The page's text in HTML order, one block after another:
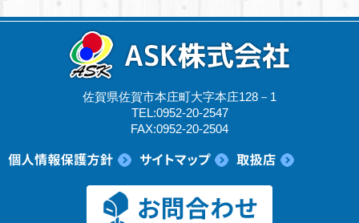
佐賀県佐賀市本庄町大字本庄128－1
TEL:0952-20-2547
FAX:0952-20-2504